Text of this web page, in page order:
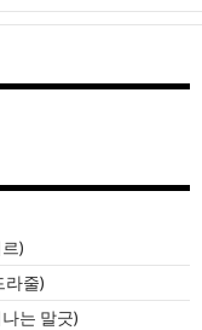
)
라줄)
는 말긋)